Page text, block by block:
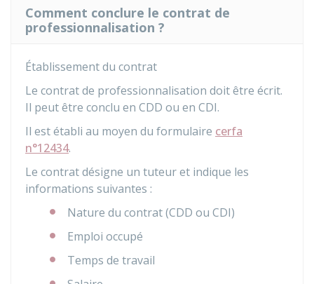
Comment conclure le contrat de
professionnalisation ?
Établissement du contrat
Le contrat de professionnalisation doit être écrit.
Il peut être conclu en CDD ou en CDI.
Il est établi au moyen du formulaire cerfa
n°12434.
Le contrat désigne un tuteur et indique les
informations suivantes :
Nature du contrat (CDD ou CDI)
Emploi occupé
Temps de travail